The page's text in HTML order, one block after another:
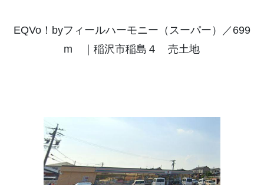
EQVo！byフィールハーモニー（スーパー）／699
m ｜稲沢市稲島４ 売土地